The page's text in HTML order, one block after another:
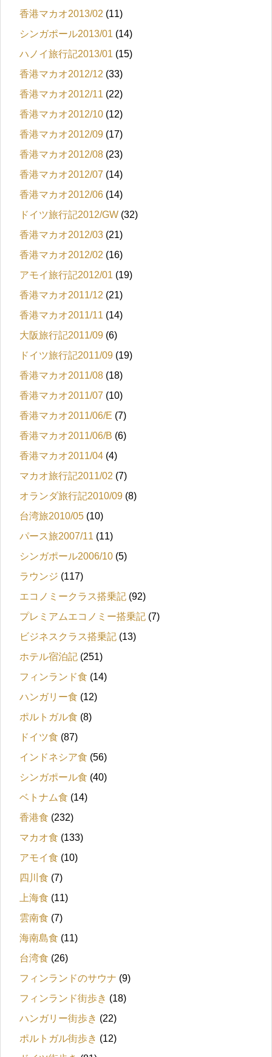
香港マカオ2013/02 (11)
シンガポール2013/01 (14)
ハノイ旅行記2013/01 (15)
香港マカオ2012/12 (33)
香港マカオ2012/11 (22)
香港マカオ2012/10 (12)
香港マカオ2012/09 (17)
香港マカオ2012/08 (23)
香港マカオ2012/07 (14)
香港マカオ2012/06 (14)
ドイツ旅行記2012/GW (32)
香港マカオ2012/03 (21)
香港マカオ2012/02 (16)
アモイ旅行記2012/01 (19)
香港マカオ2011/12 (21)
香港マカオ2011/11 (14)
大阪旅行記2011/09 (6)
ドイツ旅行記2011/09 (19)
香港マカオ2011/08 (18)
香港マカオ2011/07 (10)
香港マカオ2011/06/E (7)
香港マカオ2011/06/B (6)
香港マカオ2011/04 (4)
マカオ旅行記2011/02 (7)
オランダ旅行記2010/09 (8)
台湾旅2010/05 (10)
パース旅2007/11 (11)
シンガポール2006/10 (5)
ラウンジ (117)
エコノミークラス搭乗記 (92)
プレミアムエコノミー搭乗記 (7)
ビジネスクラス搭乗記 (13)
ホテル宿泊記 (251)
フィンランド食 (14)
ハンガリー食 (12)
ポルトガル食 (8)
ドイツ食 (87)
インドネシア食 (56)
シンガポール食 (40)
ベトナム食 (14)
香港食 (232)
マカオ食 (133)
アモイ食 (10)
四川食 (7)
上海食 (11)
雲南食 (7)
海南島食 (11)
台湾食 (26)
フィンランドのサウナ (9)
フィンランド街歩き (18)
ハンガリー街歩き (22)
ポルトガル街歩き (12)